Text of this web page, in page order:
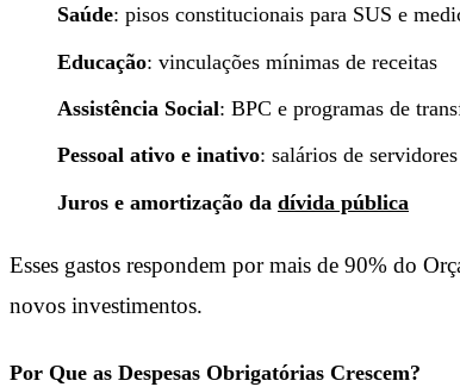
Saúde: pisos constitucionais para SUS e
Educação: vinculações mínimas de receitas
Assistência Social: BPC e programas de
Pessoal ativo e inativo: salários de
Juros e amortização da dívida pública
Esses gastos respondem por mais de 90% do
novos investimentos.
Por Que as Despesas Obrigatórias Crescem?